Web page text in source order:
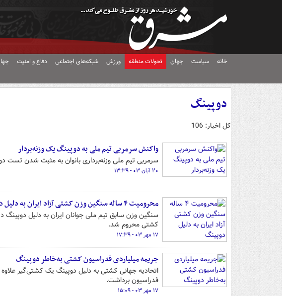
خانه سیاست جهان تحولات منطقه ورزش شبکه‌های اجتماعی دفاع و امنیت
دوپینگ
کل اخبار: 106
واکنش سرمربی تیم ملی به دوپینگ یک وزنه‌بردار
سرمربی تیم ملی وزنه‌برداری بانوان به مثبت شدن
۲۰ آبان ۰۳ - ۱۳:۳۹
محرومیت ۴ ساله سنگین وزن کشتی آزاد ایران به دلیل دوپینگ
کشتی محروم شد.
۱۷ مهر ۰۳ - ۱۷:۳۹
جریمه میلیاردی فدراسیون کشتی به‌خاطر دوپینگ
فدراسیون برداشت.
۱۷ مهر ۰۳ - ۱۵:۰۹